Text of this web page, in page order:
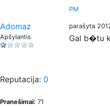
PM
Adomaz
parašyta
Apšylantis
Reputacija: 0
Pranešimai: 71
Gal b�tu